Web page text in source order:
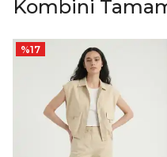
Kombini
%17